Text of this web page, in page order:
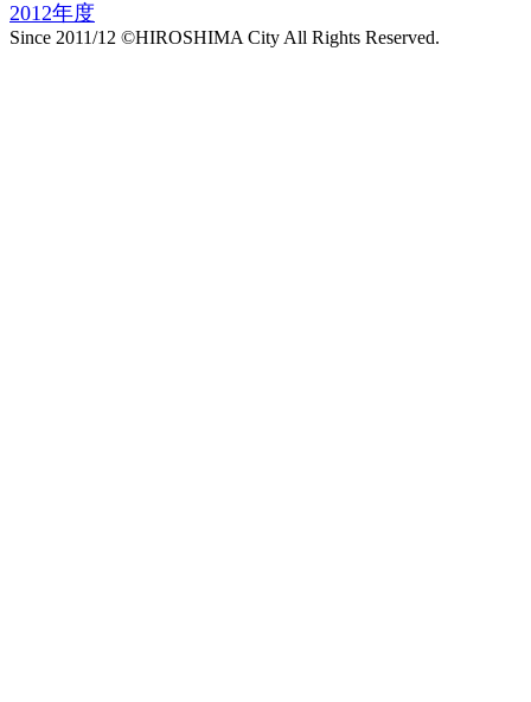
2012年度
Since 2011/12 ©HIROSHIMA City All Rights Reserved.